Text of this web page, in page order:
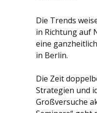
Die Trends
in Richtung auf
eine
in Berlin.
Die Zeit
Strategien und
Großversuche